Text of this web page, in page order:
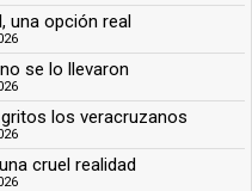
una opción real
se lo llevaron
los veracruzanos
cruel realidad